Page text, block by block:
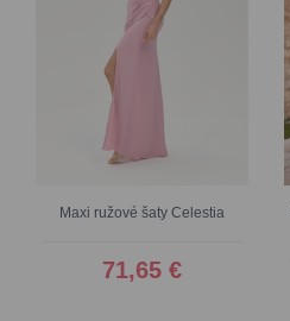
Maxi ružové šaty Celestia
71,65 €